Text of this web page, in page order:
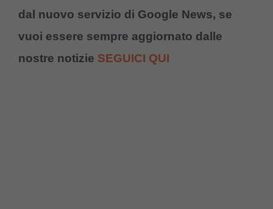
dal nuovo servizio di Google News, se
vuoi essere sempre aggiornato dalle
nostre notizie SEGUICI QUI